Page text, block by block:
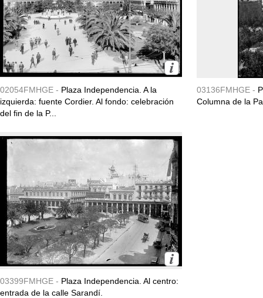
02054FMHGE - Plaza Independencia. A la
izquierda: fuente Cordier. Al fondo: celebración
del fin de la P...
03136FMHGE -
Columna de la
03399FMHGE - Plaza Independencia. Al centro:
entrada de la calle Sarandí.